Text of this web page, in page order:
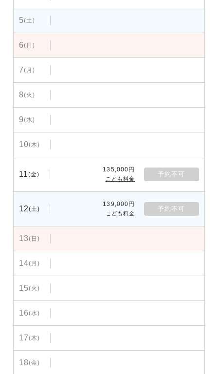
5(土)
6(日)
7(月)
8(火)
9(水)
10(木)
11(金)
135,000円
こども料金
予約不可
12(土)
139,000円
こども料金
予約不可
13(日)
14(月)
15(火)
16(水)
17(木)
18(金)